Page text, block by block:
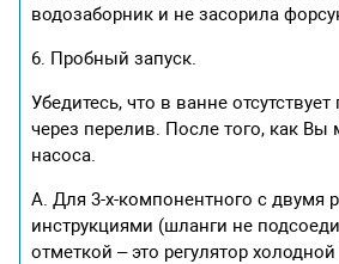
водозаборник и не засорила
6. Пробный запуск.
Убедитесь, что в ванне
через перелив. После того, как
насоса.
А. Для 3-х-компонентного с двумя
инструкциями (шланги не
отметкой – это регулятор